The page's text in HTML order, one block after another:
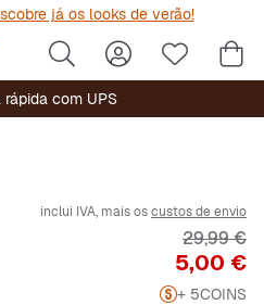
já os looks de verão!
rápida com UPS
inclui IVA, mais oscustos de envio
Preço
5,00 €
Preço
29,99 €
+ 5COINS